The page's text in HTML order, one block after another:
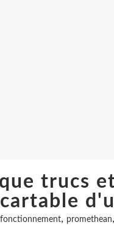
trucs
fonctionnement, promethean,